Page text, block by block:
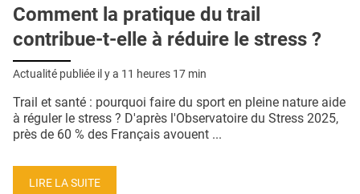
E-REVUE SAD
QUI SOMMES-NOUS ?
CONDITIONS GÉNÉRALES
liste
Comment la pratique du trail
contribue-t-elle à réduire le stress ?
Actualité publiée il y a 11 heures 17 min
Trail et santé : pourquoi faire du sport en pleine nature aide
à réguler le stress ? D'après l'Observatoire du Stress 2025,
près de 60 % des Français avouent ...
LIRE LA SUITE